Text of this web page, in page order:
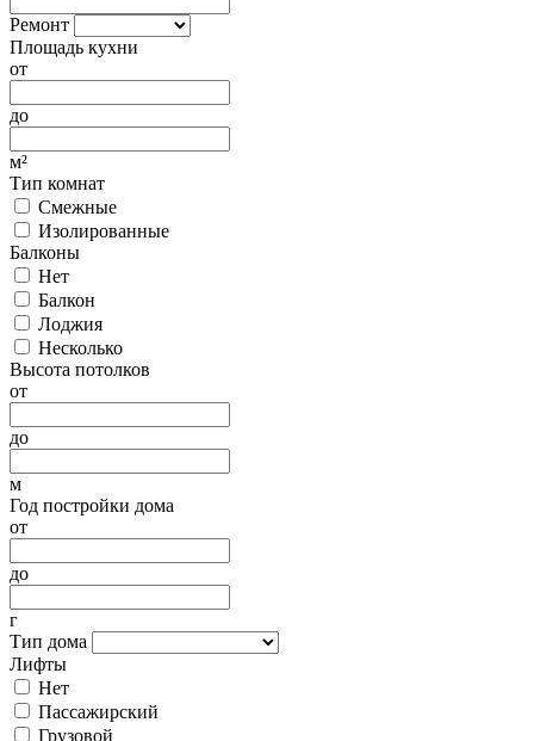
Ремонт
Площадь кухни
от
до
м²
Тип комнат
Смежные
Изолированные
Балконы
Нет
Балкон
Лоджия
Несколько
Высота потолков
от
до
м
Год постройки дома
от
до
г
Тип дома
Лифты
Нет
Пассажирский
Грузовой